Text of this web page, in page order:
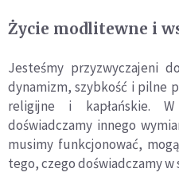
Życie modlitewne i
Jesteśmy przyzwyczajeni
dynamizm, szybkość i pilne
religijne i kapłańskie.
doświadczamy innego
musimy funkcjonować,
tego, czego doświadczamy w